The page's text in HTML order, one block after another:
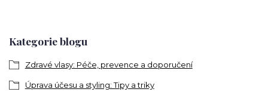
Kategorie blogu
Zdravé vlasy: Péče, prevence a doporučení
Úprava účesu a styling: Tipy a triky